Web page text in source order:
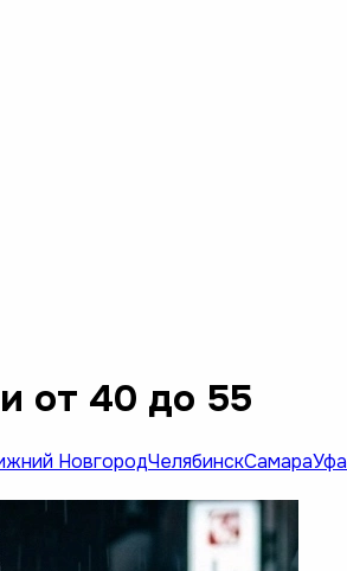
от 40 до 55
НовгородЧелябинскСамараУфа